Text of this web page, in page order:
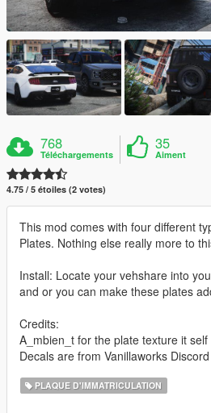
768
Téléchargements
35
Aiment
4.75 / 5 étoiles (2 votes)
This mod comes with four different
Plates. Nothing else really more to
Install: Locate your vehshare into
and or you can make these plates
Credits:
A_mbien_t for the plate texture it self
Decals are from Vanillaworks Discord
PLAQUE D'IMMATRICULATION